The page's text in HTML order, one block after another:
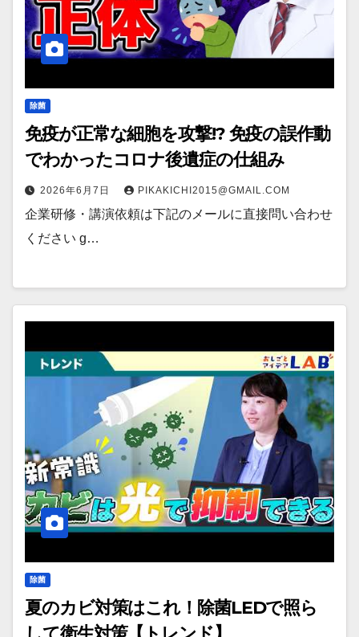
除菌
免疫が正常な細胞を攻撃!? 免疫の誤作動
でわかったコロナ後遺症の仕組み
2026年6月7日 PIKAKICHI2015@GMAIL.COM
企業研修・講演依頼は下記のメールに直接問い合わせ
ください g…
除菌
夏のカビ対策はこれ！除菌LEDで照ら